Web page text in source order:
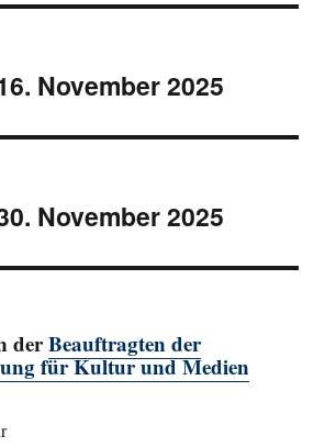
November 2025
November 2025
derBeauftragten der
für Kultur und Medien